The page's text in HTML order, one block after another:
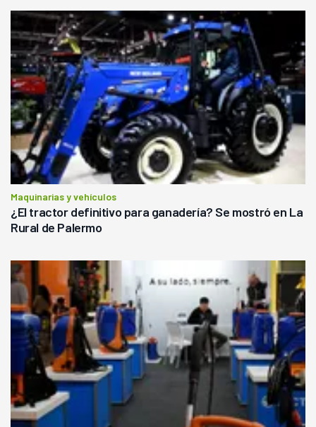
Maquinarias y vehículos
¿El tractor definitivo para ganadería? Se mostró en La
Rural de Palermo